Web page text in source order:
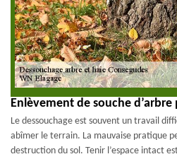
Enlèvement de souche
Le dessouchage est souvent un travail
abîmer le terrain. La mauvaise pratique
destruction du sol. Tenir l’espace intact